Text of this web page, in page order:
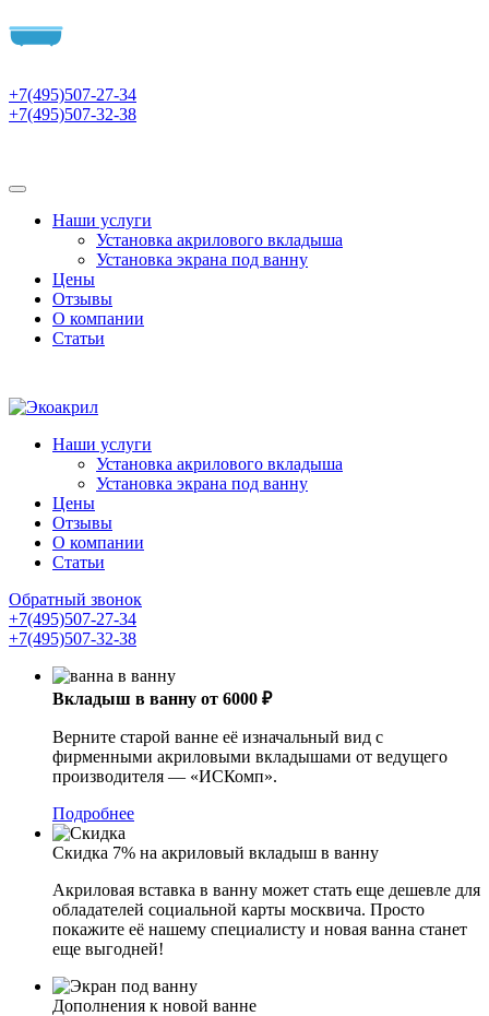
+7(495)507-27-34
+7(495)507-32-38
Наши услуги
Установка акрилового вкладыша
Установка экрана под ванну
Цены
Отзывы
О компании
Статьи
Наши услуги
Установка акрилового вкладыша
Установка экрана под ванну
Цены
Отзывы
О компании
Статьи
Обратный звонок
+7(495)507-27-34
+7(495)507-32-38
Вкладыш в ванну от 6000 ₽
Верните старой ванне её изначальный вид с
фирменными акриловыми вкладышами от ведущего
производителя — «ИСКомп».
Подробнее
Скидка 7% на акриловый вкладыш в ванну
Акриловая вставка в ванну может стать еще дешевле для
обладателей социальной карты москвича. Просто
покажите её нашему специалисту и новая ванна станет
еще выгодней!
Дополнения к новой ванне